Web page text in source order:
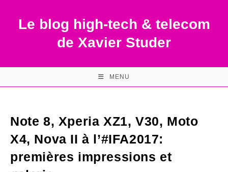
contentLe blog high-tech & telecom
de Xavier Studer
MENU
Note 8, Xperia XZ1, V30, Moto
X4, Nova II à l’#IFA2017:
premières impressions et